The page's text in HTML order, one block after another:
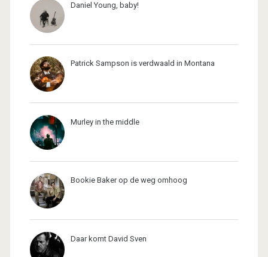
Daniel Young, baby!
Patrick Sampson is verdwaald in Montana
Murley in the middle
Bookie Baker op de weg omhoog
Daar komt David Sven